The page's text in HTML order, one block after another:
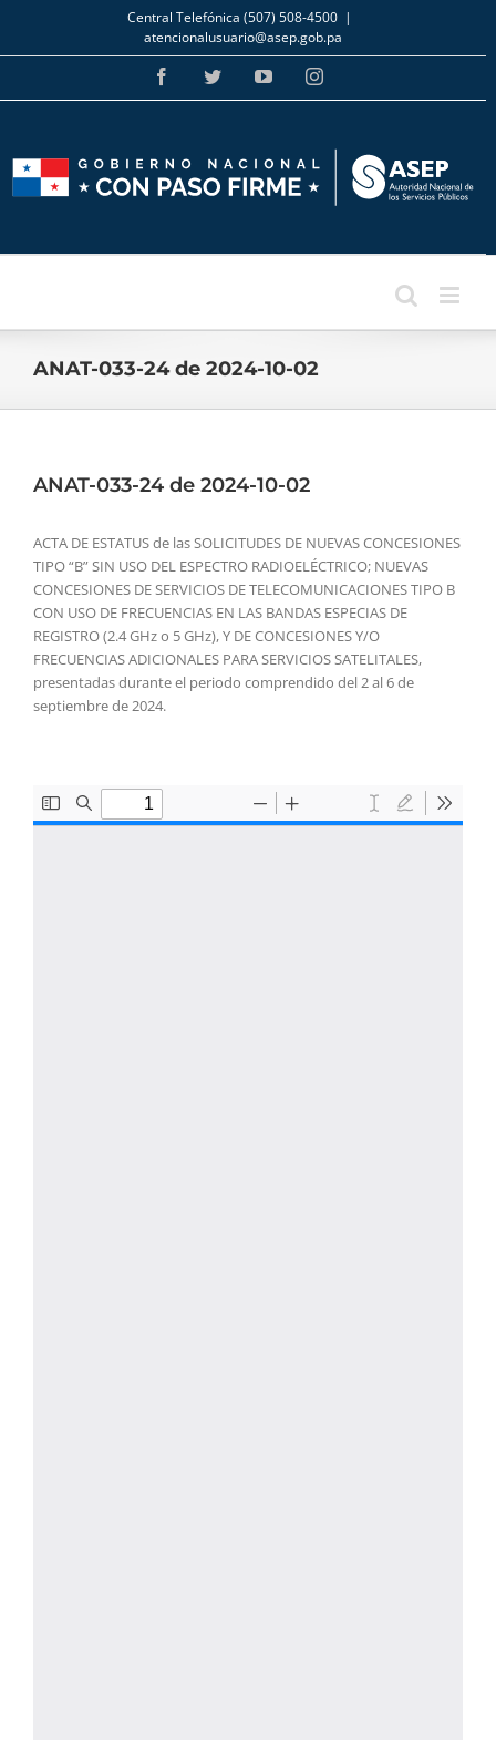
Skip
to
content
Central Telefónica (507) 508-4500 |
atencionalusuario@asep.gob.pa
FacebookTwitterYouTubeInstagram
ANAT-033-24 de 2024-10-02
ANAT-033-24 de 2024-10-02
ACTA DE ESTATUS de las SOLICITUDES DE NUEVAS CONCESIONES
TIPO “B” SIN USO DEL ESPECTRO RADIOELÉCTRICO; NUEVAS
CONCESIONES DE SERVICIOS DE TELECOMUNICACIONES TIPO B
CON USO DE FRECUENCIAS EN LAS BANDAS ESPECIAS DE
REGISTRO (2.4 GHz o 5 GHz), Y DE CONCESIONES Y/O
FRECUENCIAS ADICIONALES PARA SERVICIOS SATELITALES,
presentadas durante el periodo comprendido del 2 al 6 de
septiembre de 2024.